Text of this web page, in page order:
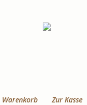
Warenkorb Zur Kasse